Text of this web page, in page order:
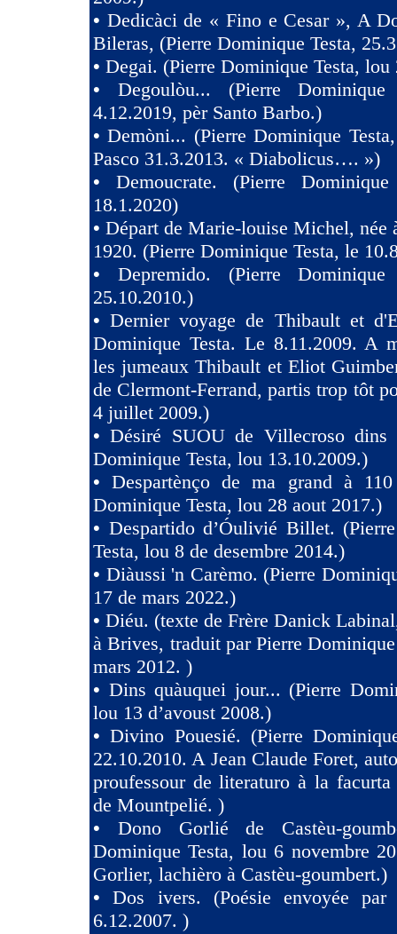
• Dedicàci de « Fino e Cesar », A
Bileras, (Pierre Dominique Testa,
• Degai. (Pierre Dominique Testa, lou
• Degoulòu... (Pierre
4.12.2019, pèr Santo Barbo.)
•Demòni... (Pierre Dominique
Pasco 31.3.2013. « Diabolicus…. »)
• Demoucrate. (Pierre
18.1.2020)
• Départ de Marie-louise Michel, née
1920. (Pierre Dominique Testa, le
• Depremido. (Pierre
25.10.2010.)
•Dernier voyage de Thibault et
Dominique Testa. Le 8.11.2009. A
les jumeaux Thibault et Eliot
de Clermont-Ferrand, partis trop tôt
4 juillet 2009.)
•Désiré SUOU de Villecroso dins
Dominique Testa, lou 13.10.2009.)
•Despartènço de ma grand à
Dominique Testa, lou 28 aout 2017.)
• Despartido d’Óulivié Billet.
Testa, lou 8 de desembre 2014.)
• Diàussi 'n Carèmo. (Pierre
17 de mars 2022.)
• Diéu. (texte de Frère Danick
à Brives, traduit par Pierre
mars 2012. )
• Dins quàuquei jour... (Pierre
lou 13 d’avoust 2008.)
•Divino Pouesié. (Pierre
22.10.2010. A Jean Claude Foret,
proufessour de literaturo à la
de Mountpelié. )
• Dono Gorlié de Castèu-
Dominique Testa, lou 6 novembre
Gorlier, lachièro à Castèu-goumbert.)
•Dos ivers. (Poésie envoyée
6.12.2007. )